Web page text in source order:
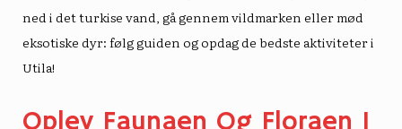
ned i det turkise vand, gå gennem vildmarken eller mød
eksotiske dyr: følg guiden og opdag de bedste aktiviteter i
Utila!
Oplev Faunaen Og Floraen I